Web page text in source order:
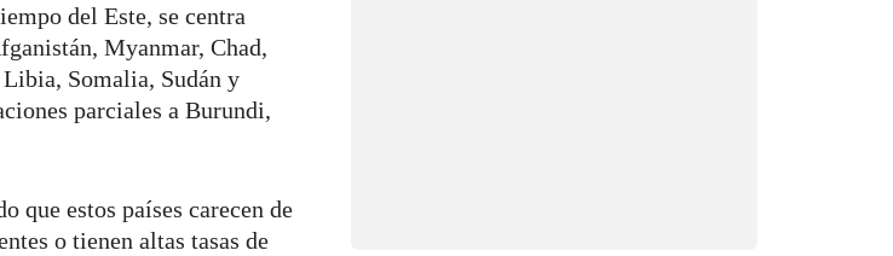
del Este, se centra
Myanmar, Chad,
Somalia, Sudán y
parciales a Burundi,
que estos países carecen de
o tienen altas tasas de